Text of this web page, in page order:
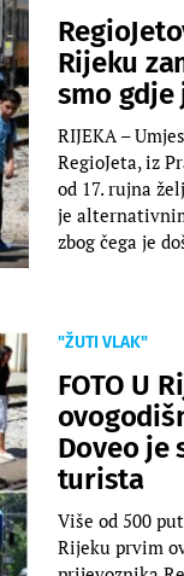
Rijeku
smo gdje
RIJEKA –
RegioJeta, iz
od 17. rujna
je
zbog čega je
"ŽUTI VLAK"
FOTO U
Doveo je
turista
Više od 500
Rijeku prvim